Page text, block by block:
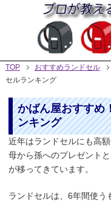
TOP おすすめランドセル
セルランキング
かばん屋おすすめ
ンキング
近年はランドセルにも高
母から孫へのプレゼント
が移ってきています。
ランドセルは、6年間使う